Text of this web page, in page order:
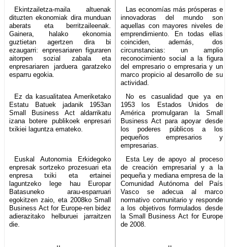
Ekintzailetza-maila altuenak
dituzten ekonomiak dira munduan
aberats eta berritzaileenak.
Gainera, halako ekonomia
guztietan agertzen dira bi
ezaugarri: enpresariaren figuraren
aitorpen sozial zabala eta
enpresariaren jarduera garatzeko
esparru egokia.
Las economías más prósperas e
innovadoras del mundo son
aquellas con mayores niveles de
emprendimiento. En todas ellas
coinciden, además, dos
circunstancias: un amplio
reconocimiento social a la figura
del empresario o empresaria y un
marco propicio al desarrollo de su
actividad.
Ez da kasualitatea Ameriketako
Estatu Batuek jadanik 1953an
Small Business Act aldarrikatu
izana botere publikoek enpresari
txikiei laguntza emateko.
No es casualidad que ya en
1953 los Estados Unidos de
América promulgaran la Small
Business Act para apoyar desde
los poderes públicos a los
pequeños empresarios y
empresarias.
Euskal Autonomia Erkidegoko
enpresak sortzeko prozesuari eta
enpresa txiki eta ertainei
laguntzeko lege hau Europar
Batasuneko arau-esparruari
egokitzen zaio, eta 2008ko Small
Business Act for Europe-ren bidez
adierazitako helburuei jarraitzen
die.
Esta Ley de apoyo al proceso
de creación empresarial y a la
pequeña y mediana empresa de la
Comunidad Autónoma del País
Vasco se adecua al marco
normativo comunitario y responde
a los objetivos formulados desde
la Small Business Act for Europe
de 2008.